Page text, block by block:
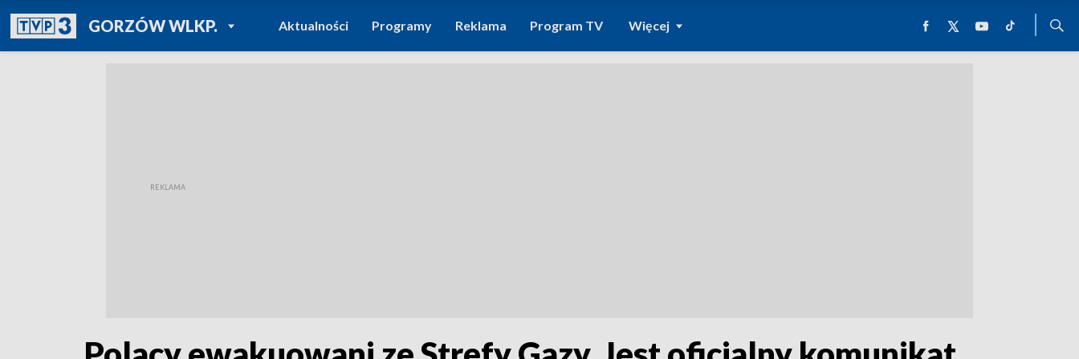
GORZÓW WLKP.POWRÓT DO
TVP REGIONY
Aktualności Programy Reklama Program TV Więcej